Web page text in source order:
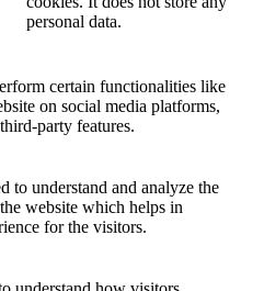
personal data.
certain functionalities like
on social media platforms,
party features.
to understand and analyze the
website which helps in
for the visitors.